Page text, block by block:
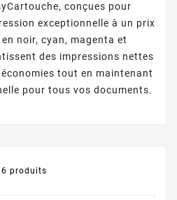
conçues pour
exceptionnelle à un prix
noir, cyan, magenta et
des impressions nettes
tout en maintenant
pour tous vos documents.
6 produits